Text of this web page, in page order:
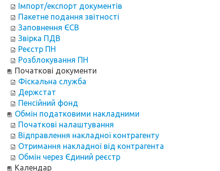
Імпорт/експорт документів
Пакетне подання звітності
Заповнення ЄСВ
Звірка ПДВ
Реєстр ПН
Розблокування ПН
Початкові документи
Фіскальна служба
Держстат
Пенсійний фонд
Обмін податковими накладними
Початкові налаштування
Відправлення накладної контрагенту
Отримання накладної від контрагента
Обмін через Єдиний реєстр
Календар